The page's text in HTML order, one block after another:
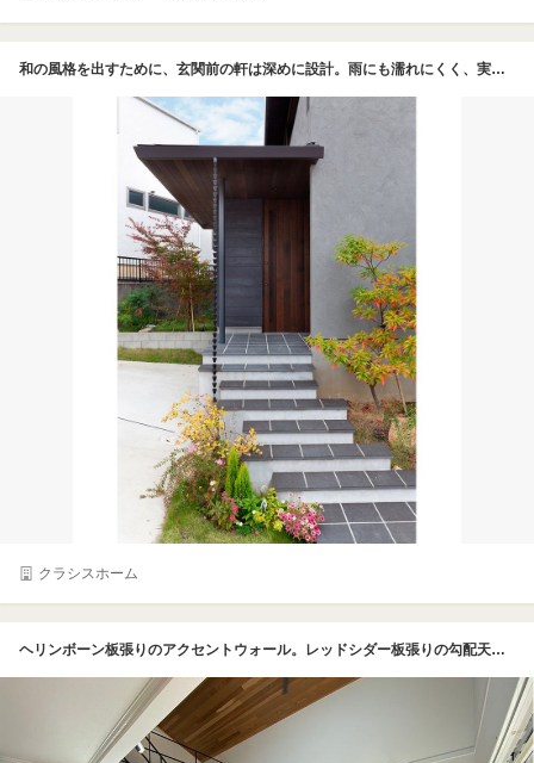
和の風格を出すために、玄関前の軒は深めに設計。雨にも濡れにくく、実用性と壁の保全性も兼ね備えている。また玄関まわりの外壁には、セメントの質感を生かした素材SOLIDOを採用。軒天にはレッドシダーを張り、素材感が楽しめるデザインに仕上げた
クラシスホーム
ヘリンボーン板張りのアクセントウォール。レッドシダー板張りの勾配天井。本物の木の風合と温もりを感じる内装インテリア。